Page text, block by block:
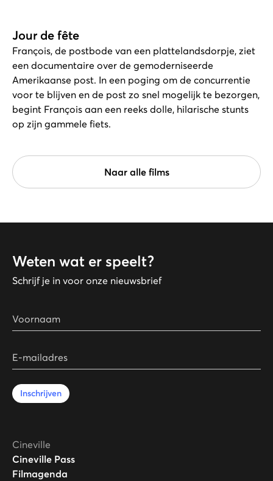
Jour de fête
François, de postbode van een plattelandsdorpje, ziet
een documentaire over de gemoderniseerde
Amerikaanse post. In een poging om de concurrentie
voor te blijven en de post zo snel mogelijk te bezorgen,
begint François aan een reeks dolle, hilarische stunts
op zijn gammele fiets.
Naar alle films
Weten wat er speelt?
Schrijf je in voor onze nieuwsbrief
Voornaam
E-mailadres
Inschrijven
Cineville
Cineville Pass
Filmagenda